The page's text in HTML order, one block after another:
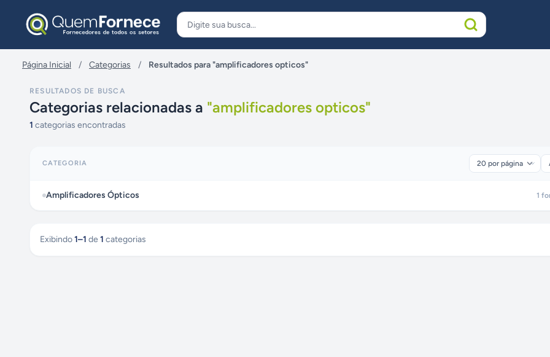
Página Inicial / Categorias / Resultados para "amplificadores opticos"
RESULTADOS DE BUSCA
Categorias relacionadas a "amplificadores opticos"
1 categorias encontradas
CATEGORIA
Amplificadores Ópticos 1
Exibindo1–1 de 1 categorias